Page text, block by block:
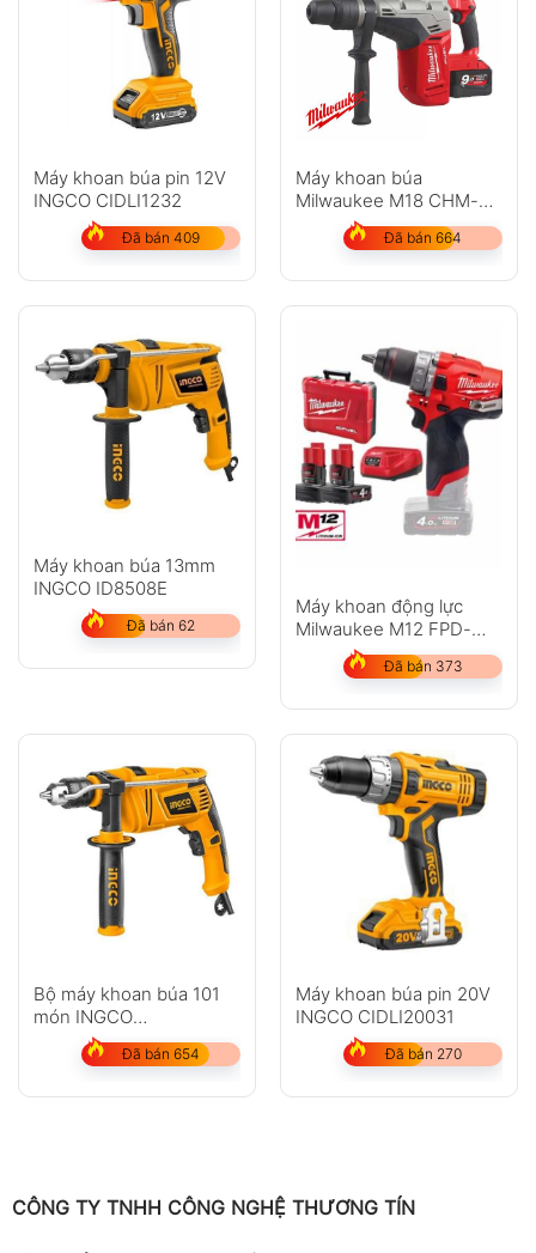
Máy khoan búa pin 12V
INGCO CIDLI1232
Đã bán 409
Máy khoan búa
Milwaukee M18 CHM-
Đã bán 664
Máy khoan búa 13mm
INGCO ID8508E
Đã bán 62
Máy khoan động lực
Milwaukee M12 FPD-
Đã bán 373
Bộ máy khoan búa 101
món INGCO
HKTHP11021E
Đã bán 654
Máy khoan búa pin 20V
INGCO CIDLI20031
Đã bán 270
CÔNG TY TNHH CÔNG NGHỆ THƯƠNG TÍN